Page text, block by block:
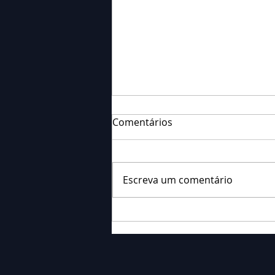
Falecimento: Sra. Alice
Barauce Schon
Comentários
Escreva um comentário